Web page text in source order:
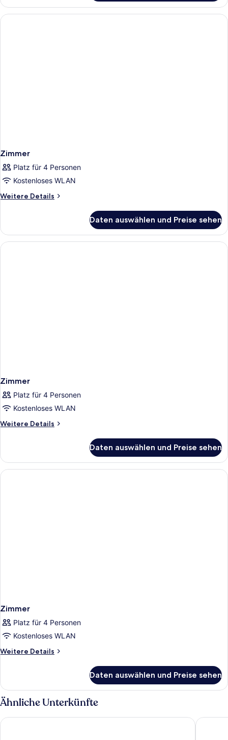
Zimmer
Zimmer
Platz für 4 Personen
Kostenloses WLAN
Weitere Details
Weitere
Daten auswählen und Preise sehen
Zimmer
Platz für 4 Personen
Kostenloses WLAN
Weitere Details
Weitere
Daten auswählen und Preise sehen
Zimmer
Platz für 4 Personen
Kostenloses WLAN
Weitere Details
Weitere
Daten auswählen und Preise sehen
Ähnliche Unterkünfte
Radisson Blu Resort & Thalasso, Hammamet